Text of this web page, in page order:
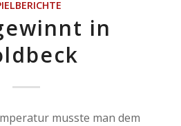
in
musste man dem